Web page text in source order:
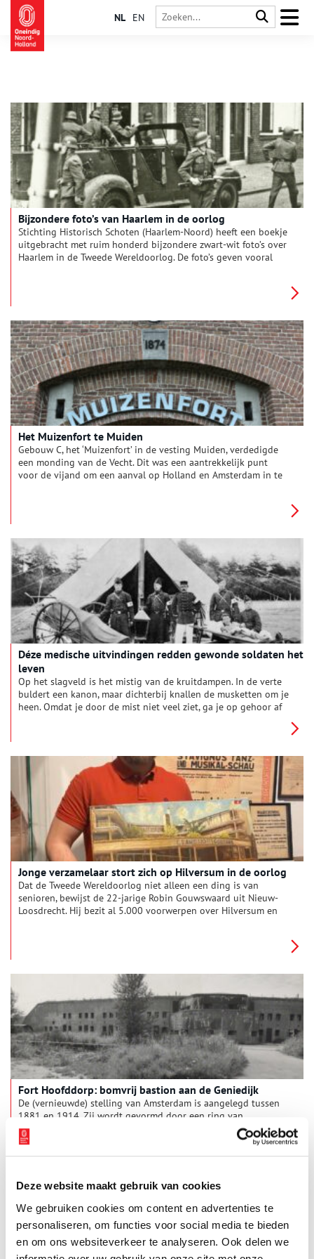
Deze website maakt gebruik van cookies
We gebruiken cookies om content en advertenties te
personaliseren, om functies voor social media te bieden
en om ons websiteverkeer te analyseren. Ook delen we
NL EN
Bijzondere foto’s van Haarlem in de oorlog
Stichting Historisch Schoten (Haarlem-Noord) heeft een boekje
uitgebracht met ruim honderd bijzondere zwart-wit foto’s over
Haarlem in de Tweede Wereldoorlog. De foto’s geven vooral
Het Muizenfort te Muiden
Gebouw C, het ‘Muizenfort’ in de vesting Muiden, verdedigde
een monding van de Vecht. Dit was een aantrekkelijk punt
voor de vijand om een aanval op Holland en Amsterdam in te
Déze medische uitvindingen redden gewonde soldaten het
leven
Op het slagveld is het mistig van de kruitdampen. In de verte
buldert een kanon, maar dichterbij knallen de musketten om je
heen. Omdat je door de mist niet veel ziet, ga je op gehoor af
ziekenboeg!
Jonge verzamelaar stort zich op Hilversum in de oorlog
Dat de Tweede Wereldoorlog niet alleen een ding is van
senioren, bewijst de 22-jarige Robin Gouwswaard uit Nieuw-
Loosdrecht. Hij bezit al 5.000 voorwerpen over Hilversum en
Fort Hoofddorp: bomvrij bastion aan de Geniedijk
De (vernieuwde) stelling van Amsterdam is aangelegd tussen
1881 en 1914. Zij wordt gevormd door een ring van
vijfenveertig verdedigingswerken waarmee de hoofdstad kon
worden verdedigd door het land buiten de stelling ongeveer
een halve meter onder water te zetten (inundatie). Dat is te
Hoofddorp maakt daarvan deel uit.